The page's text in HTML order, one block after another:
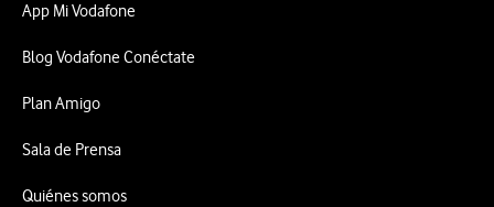
App Mi Vodafone
Blog Vodafone Conéctate
Plan Amigo
Sala de Prensa
Quiénes somos